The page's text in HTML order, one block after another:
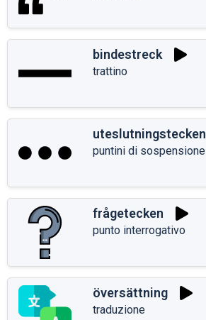
bindestreck
trattino
uteslutningstecken
puntini di sospensione
frågetecken
punto interrogativo
översättning
traduzione